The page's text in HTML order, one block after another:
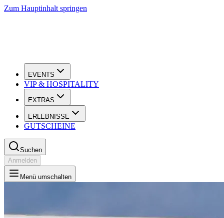
Zum Hauptinhalt springen
EVENTS
VIP & HOSPITALITY
EXTRAS
ERLEBNISSE
GUTSCHEINE
Suchen
Anmelden
Menü umschalten